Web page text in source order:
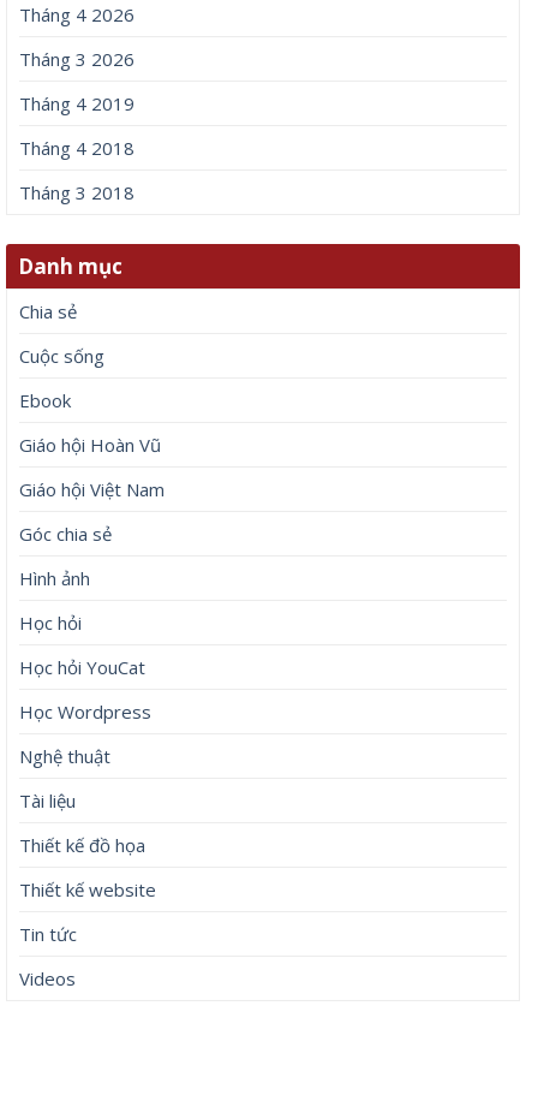
Tháng 4 2026
Tháng 3 2026
Tháng 4 2019
Tháng 4 2018
Tháng 3 2018
Danh mục
Chia sẻ
Cuộc sống
Ebook
Giáo hội Hoàn Vũ
Giáo hội Việt Nam
Góc chia sẻ
Hình ảnh
Học hỏi
Học hỏi YouCat
Học Wordpress
Nghệ thuật
Tài liệu
Thiết kế đồ họa
Thiết kế website
Tin tức
Videos